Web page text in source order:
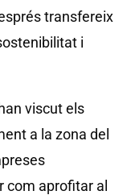
transfereix
i
viscut els
a la zona del
com aprofitar al